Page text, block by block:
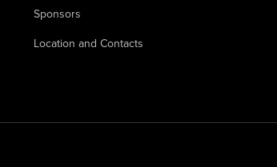
Sponsors
Location and Contacts